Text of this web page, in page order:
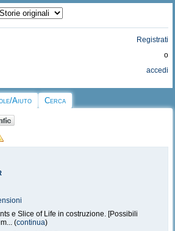
Registrati
o
accedi
Aiuto Cerca
e Slice of Life in costruzione. [Possibili
(continua)